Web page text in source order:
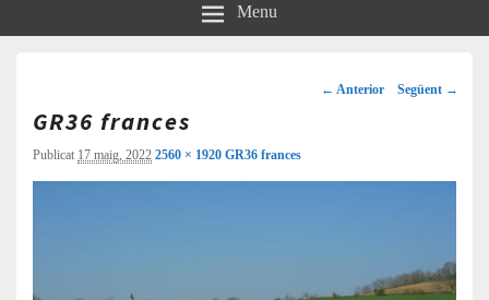
Menu
d'imatges
← Anterior Següent →
GR36 frances
Publicat 17 maig, 2022 2560 × 1920 GR36 frances